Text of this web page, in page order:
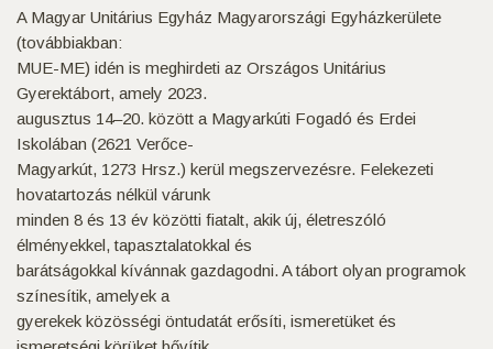
A Magyar Unitárius Egyház Magyarországi Egyházkerülete
(továbbiakban:
MUE-ME) idén is meghirdeti az Országos Unitárius
Gyerektábort, amely 2023.
augusztus 14–20. között a Magyarkúti Fogadó és Erdei
Iskolában (2621 Verőce-
Magyarkút, 1273 Hrsz.) kerül megszervezésre. Felekezeti
hovatartozás nélkül várunk
minden 8 és 13 év közötti fiatalt, akik új, életreszóló
élményekkel, tapasztalatokkal és
barátságokkal kívánnak gazdagodni. A tábort olyan programok
színesítik, amelyek a
gyerekek közösségi öntudatát erősíti, ismeretüket és